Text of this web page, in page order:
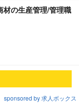
材の生産管理/管理職
sponsored by 求人ボックス